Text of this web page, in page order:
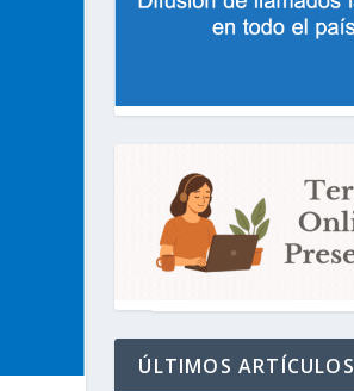
ÚLTIMOS ARTÍCULOS